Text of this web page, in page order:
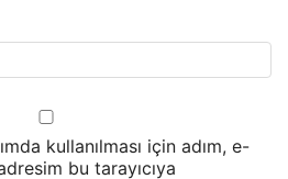
kullanılması için adım, e-
bu tarayıcıya